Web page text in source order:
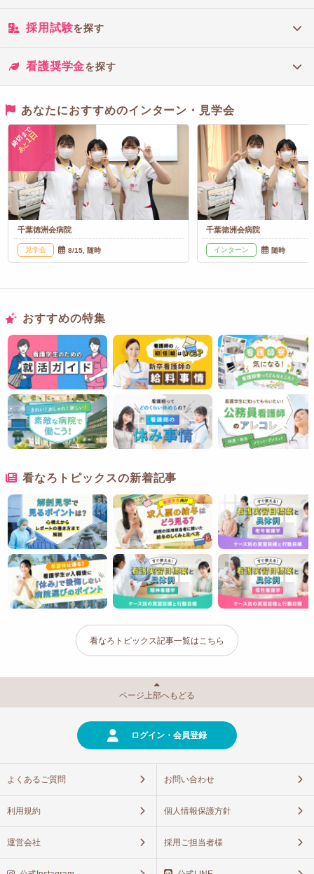
採用試験を探す
看護奨学金を探す
あなたにおすすめのインターン・見学会
締切まで
あと
1日
千葉徳洲会病院
見学会 8/15, 随時
千葉徳洲会病院
インターン 随時
おすすめの特集
看なろトピックスの新着記事
看なろトピックス記事一覧はこちら
ページ上部へもどる
ログイン・会員登録
よくあるご質問 お問い合わせ
利用規約 個人情報保護方針
運営会社 採用ご担当者様